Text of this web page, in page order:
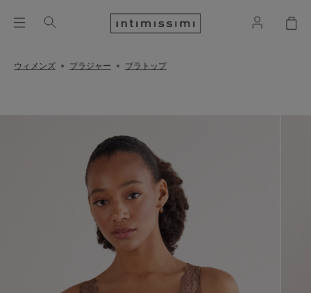
ウィメンズ ブラジャー ブラトップ